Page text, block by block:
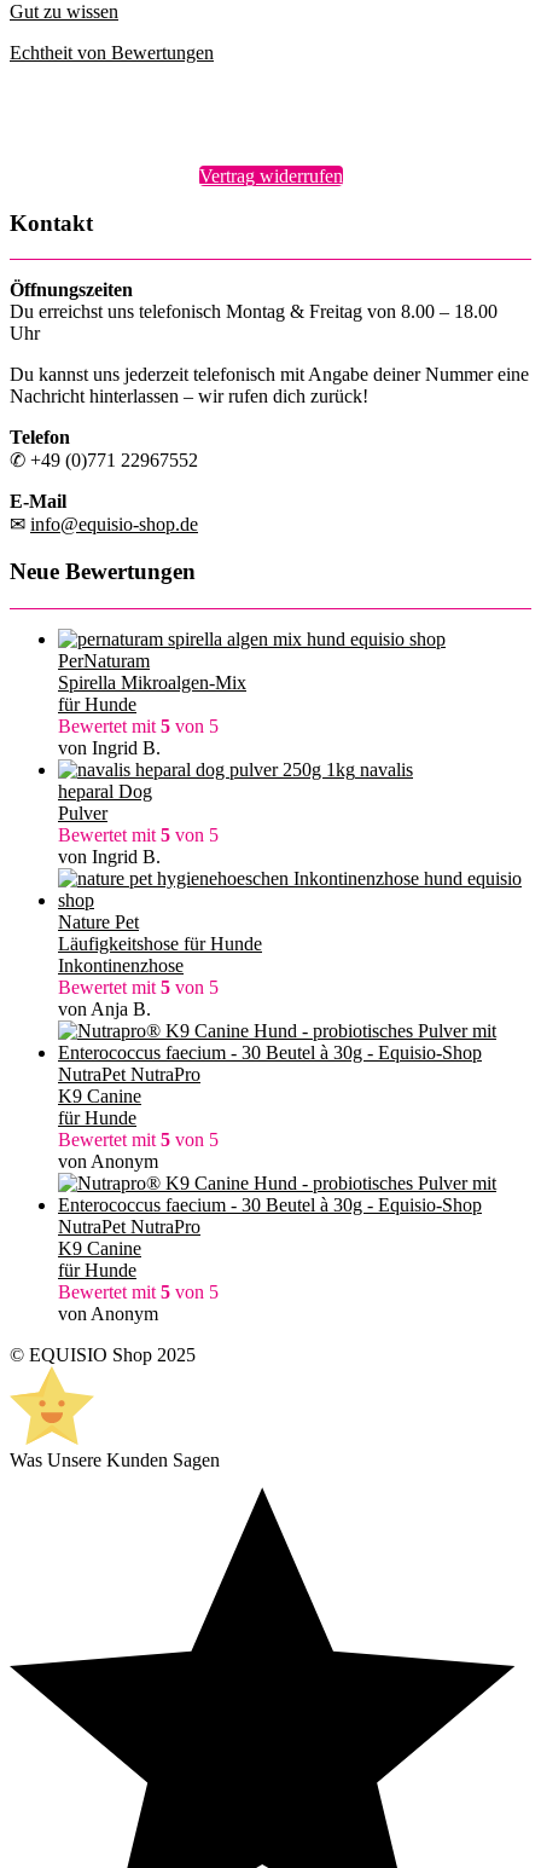
Gut zu wissen
Echtheit von Bewertungen
Vertrag widerrufen
Kontakt
Öffnungszeiten
Du erreichst uns telefonisch Montag & Freitag von 8.00 – 18.00
Uhr
Du kannst uns jederzeit telefonisch mit Angabe deiner Nummer eine
Nachricht hinterlassen – wir rufen dich zurück!
Telefon
✆ +49 (0)771 22967552
E-Mail
✉ info@equisio-shop.de
Neue Bewertungen
PerNaturam
Spirella Mikroalgen-Mix
für Hunde
Bewertet mit 5 von 5
von Ingrid B.
navalis
heparal Dog
Pulver
Bewertet mit 5 von 5
von Ingrid B.
Nature Pet
Läufigkeitshose für Hunde
Inkontinenzhose
Bewertet mit 5 von 5
von Anja B.
NutraPet NutraPro
K9 Canine
für Hunde
Bewertet mit 5 von 5
von Anonym
NutraPet NutraPro
K9 Canine
für Hunde
Bewertet mit 5 von 5
von Anonym
© EQUISIO Shop 2025
Was Unsere Kunden Sagen